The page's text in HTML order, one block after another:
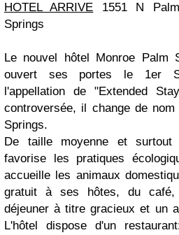
HOTEL ARRIVE 1551 N
Springs
Le nouvel hôtel Monroe Palm
ouvert ses portes le 1er
l'appellation de "Extended
controversée, il change de
Springs.
De taille moyenne et surtout
favorise les pratiques
accueille les animaux
gratuit à ses hôtes, du
déjeuner à titre gracieux et un
L'hôtel dispose d'un